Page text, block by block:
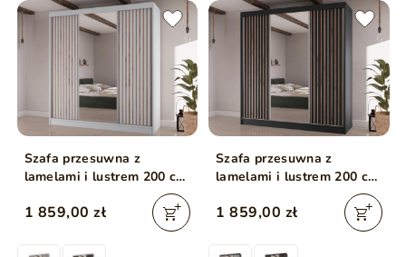
Szafa przesuwna z
lamelami i lustrem 200 cm
1 859,00 zł
Szafa przesuwna z
lamelami i lustrem 200 cm
1 859,00 zł